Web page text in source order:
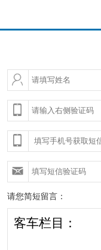
请您简短留言：